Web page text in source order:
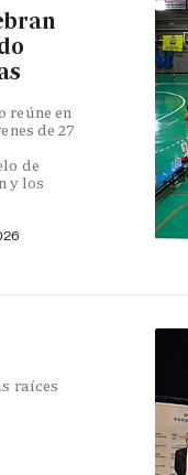
reúne en
de 27
de
y los
raíces